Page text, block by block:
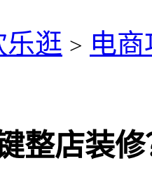
乐逛 > 电
整店装修